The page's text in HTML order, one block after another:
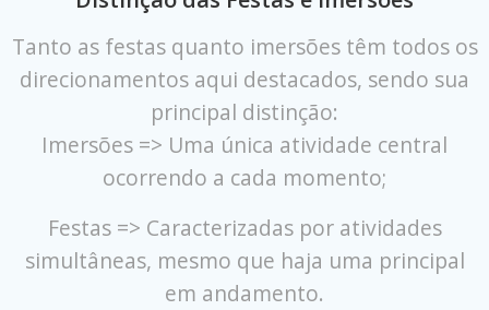
Tanto as festas quanto imersões têm todos os
direcionamentos aqui destacados, sendo sua
principal distinção:
Imersões => Uma única atividade central
ocorrendo a cada momento;
Festas => Caracterizadas por atividades
simultâneas, mesmo que haja uma principal
em andamento.